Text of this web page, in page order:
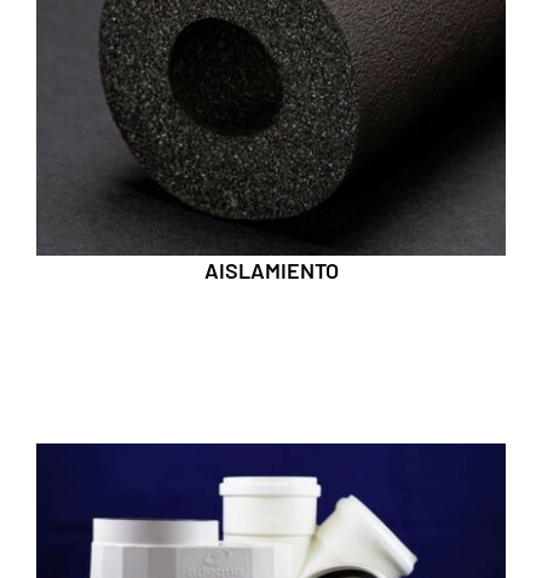
AISLAMIENTO